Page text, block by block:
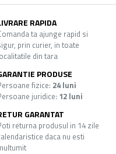
RAPIDA
ta ajunge rapid si
prin curier, in toate
din tara
PRODUSE
fizice: 24 luni
juridice: 12 luni
GARANTAT
returna produsul in 14 zile
daca nu esti